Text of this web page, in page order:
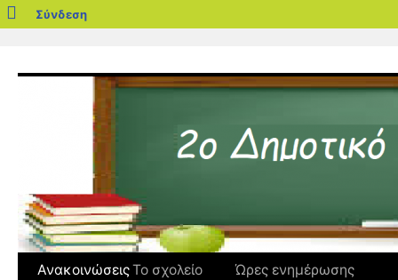
blogs.sch.gr
Σύνδεση
ΑνακοινώσειςΤο σχολείο
Ώρες ενημέρωσης